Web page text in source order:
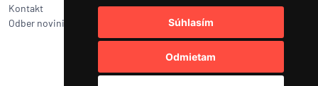
Súhlasím
Odmietam
Kontakt
Odber noviniek
obchod@bunacafe.sk
+421 277 270 700